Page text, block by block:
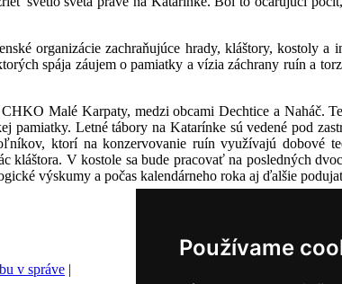
Používame
organizácie zachraňujúce hrady, kláštory, kostoly
spája záujem o pamiatky a vízia záchrany ruín a
Malé Karpaty, medzi obcami Dechtice a Naháč.
pamiatky. Letné tábory na Katarínke sú vedené pod
ktorí na konzervovanie ruín využívajú dobové
kláštora. V kostole sa bude pracovať na posledných
výskumy a počas kalendárneho roka aj ďalšie
v správe |